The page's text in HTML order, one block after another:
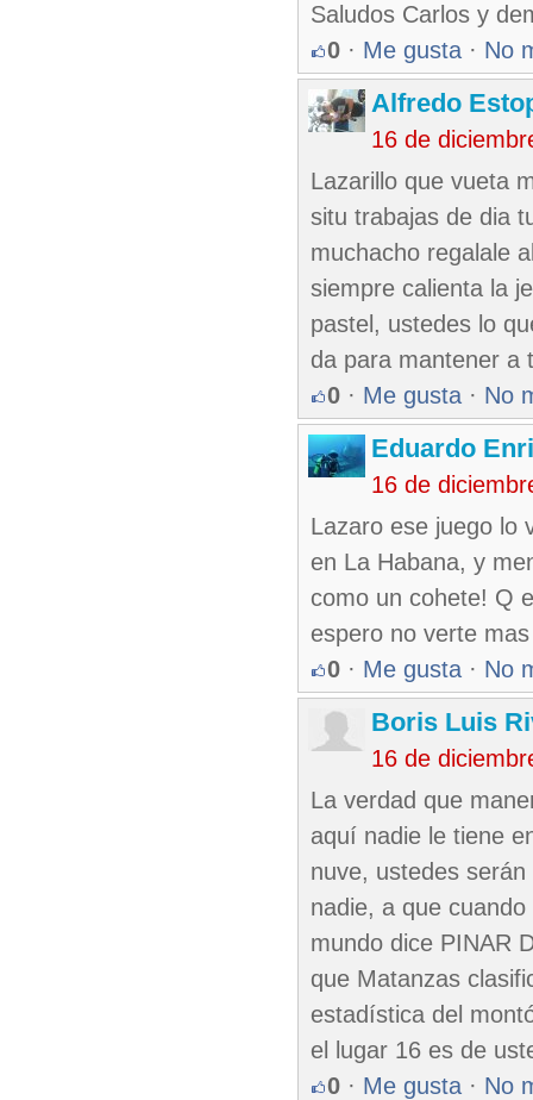
Saludos Carlos y
0 · Me gusta · No
Alfredo
16 de
Lazarillo que vueta
situ trabajas de dia
muchacho regalale
siempre calienta la
pastel, ustedes lo
da para mantener a
0 · Me gusta · No
Eduardo
16 de
Lazaro ese juego lo
en La Habana, y
como un cohete! Q
espero no verte
0 · Me gusta · No
Boris Luis
16 de
La verdad que
aquí nadie le tiene
nuve, ustedes
nadie, a que
mundo dice PINAR
que Matanzas
estadística del
el lugar 16 es de
0 · Me gusta · No